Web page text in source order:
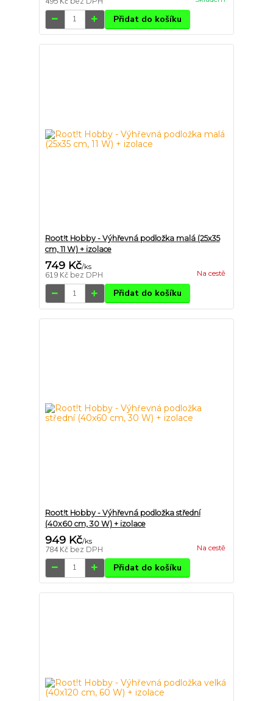
Přidat do košíku
Root!t Hobby - Výhřevná podložka malá (25x35
cm, 11 W) + izolace
749 Kč/ks
619 Kč bez DPH Na cestě
Přidat do košíku
Root!t Hobby - Výhřevná podložka střední
(40x60 cm, 30 W) + izolace
949 Kč/ks
784 Kč bez DPH Na cestě
Přidat do košíku